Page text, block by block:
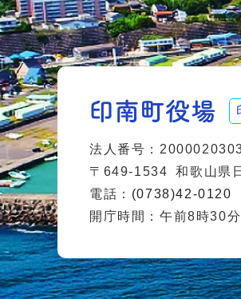
法人番号：
〒649-1534
和歌山県
電話： (0738)42-0120
開庁時間：午前8時30